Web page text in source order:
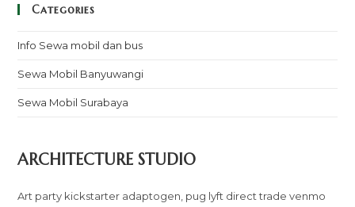
Categories
Info Sewa mobil dan bus
Sewa Mobil Banyuwangi
Sewa Mobil Surabaya
ARCHITECTURE STUDIO
Art party kickstarter adaptogen, pug lyft direct trade venmo